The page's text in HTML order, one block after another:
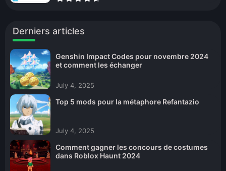
Derniers articles
Genshin Impact Codes pour novembre 2024
et comment les échanger
July 4, 2025
Top 5 mods pour la métaphore Refantazio
July 4, 2025
Comment gagner les concours de costumes
dans Roblox Haunt 2024